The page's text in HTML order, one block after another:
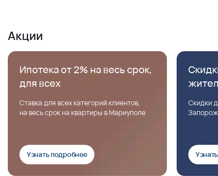
Акции
Ипотека от 2% на весь срок,
для всех
Ставка для всех категорий клиентов,
на весь срок на квартиры в Мариуполе
Узнать подробнее
Скидки